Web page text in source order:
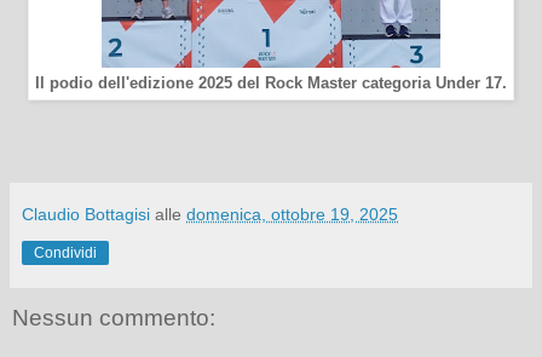
Il podio dell'edizione 2025 del Rock Master categoria Under 17.
Claudio Bottagisi alle domenica, ottobre 19, 2025
Condividi
Nessun commento: